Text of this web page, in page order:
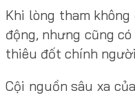
Khi lòng tham
động, nhưng cũng
thiêu đốt chính
Cội nguồn sâu xa